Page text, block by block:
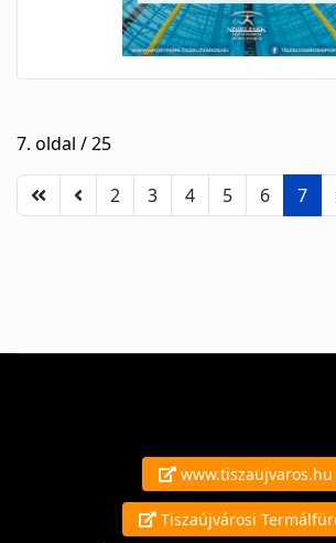
7. oldal / 25
2 3 4 5 6 7
www.tiszaujvaros.hu
Tiszaújvárosi